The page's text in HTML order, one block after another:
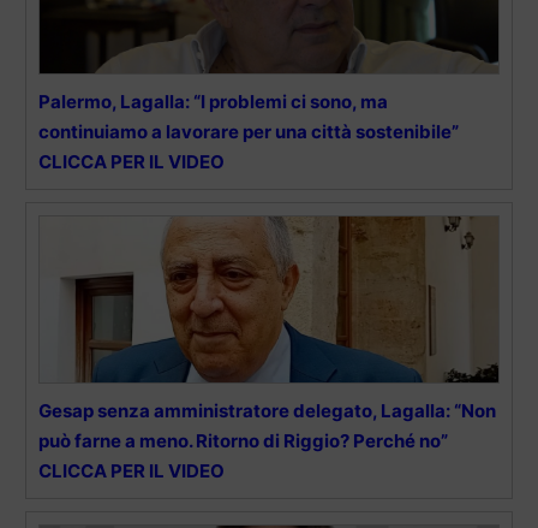
Palermo, Lagalla: “I problemi ci sono, ma
continuiamo a lavorare per una città sostenibile”
CLICCA PER IL VIDEO
Gesap senza amministratore delegato, Lagalla: “Non
può farne a meno. Ritorno di Riggio? Perché no”
CLICCA PER IL VIDEO